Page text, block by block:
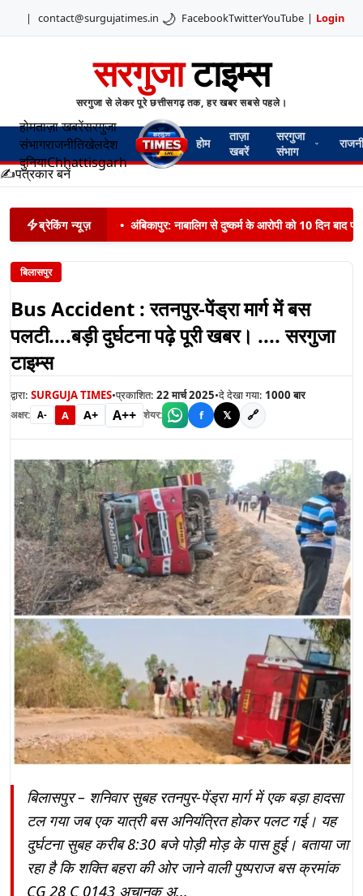
| contact@surgujatimes.in 🌙 FacebookTwitterYouTube | Login
सरगुजाटाइम्स
सरगुजा से लेकर पूरे छत्तीसगढ़ तक, हर खबर सबसे पहले।
होमताज़ा खबरेंसरगुजा
संभागराजनीतिखेलदेश
दुनियाChhattisgarh
होम
ताज़ा
खबरें
सरगुजा
संभाग
✍️पत्रकार बनें
ब्रेकिंग न्यूज़ • अंबिकापुर: नाबालिग से दुष्कर्म के आरोपी को 10 दिन बाद
बिलासपुर
Bus Accident : रतनपुर-पेंड्रा मार्ग में बस
पलटी….बड़ी दुर्घटना पढ़े पूरी खबर। .... सरगुजा
टाइम्स
द्वारा: SURGUJA TIMES•प्रकाशित: 22 मार्च 2025•दे देखा गया: 1000बार
अक्षर: A- A A+ A++ शेयर: f 𝕏 🔗
बिलासपुर – शनिवार सुबह रतनपुर-पेंड्रा मार्ग में एक बड़ा हादसा
टल गया जब एक यात्री बस अनियंत्रित होकर पलट गई। यह
दुर्घटना सुबह करीब 8:30 बजे पोड़ी मोड़ के पास हुई। बताया जा
रहा है कि शक्ति बहरा की ओर जाने वाली पुष्पराज बस क्रमांक
CG 28 C 0143 अचानक अ...